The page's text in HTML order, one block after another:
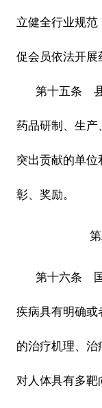
立健全行业规
促会员依法开展
第十五条 县
药品研制、生产
突出贡献的单
彰、奖励。
第十六条 国
疾病具有明确或
的治疗机理、治
对人体具有多靶